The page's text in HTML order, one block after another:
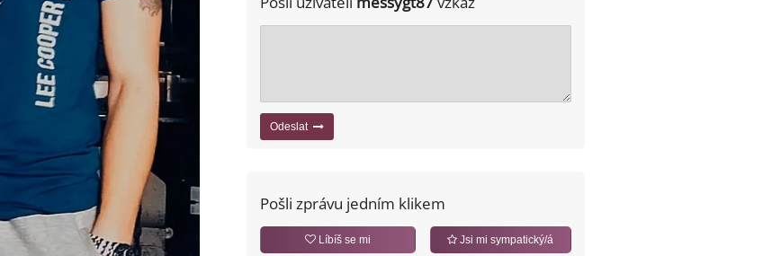
Odeslat
Pošli zprávu jedním klikem
Líbíš se mi Jsi mi sympatický/á